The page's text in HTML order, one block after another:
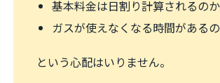
基本料金は日割り計算されるのか
ガスが使えなくなる時間がある
という心配はいりません。